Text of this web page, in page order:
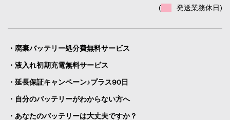
( 発送業務休日)
・廃棄バッテリー処分費無料サービス
・液入れ初期充電無料サービス
・延長保証キャンペーン♪プラス90日
・自分のバッテリーがわからない方へ
・あなたのバッテリーは大丈夫ですか？